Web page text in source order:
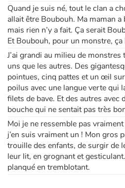
Quand je suis né, tout le clan a
allait être Boubouh. Ma maman
mais rien n’y a fait. Ça serait
Et Boubouh, pour un monstre,
J’ai grandi au milieu de
uns que les autres. Des
pointues, cinq pattes et un œil
poilus avec une langue verte qui
filets de bave. Et des autres avec
bouche qui ne sentait pas très
Moi je ne ressemble pas
j’en suis vraiment un ! Mon gros
trouille des enfants, de surgir de
leur lit, en grognant et
planqué en tremblotant.